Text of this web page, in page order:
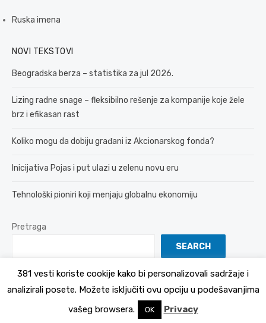
Ruska imena
NOVI TEKSTOVI
Beogradska berza – statistika za jul 2026.
Lizing radne snage – fleksibilno rešenje za kompanije koje žele
brz i efikasan rast
Koliko mogu da dobiju građani iz Akcionarskog fonda?
Inicijativa Pojas i put ulazi u zelenu novu eru
Tehnološki pioniri koji menjaju globalnu ekonomiju
Pretraga
SEARCH
Politika Privatnosti
381 vesti koriste cookije kako bi personalizovali sadržaje i
analizirali posete. Možete isključiti ovu opciju u podešavanjima
vašeg browsera.
OK Privacy